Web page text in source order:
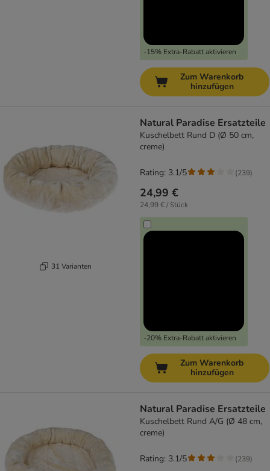
-15% Extra-Rabatt aktivieren
Zum Warenkorb
hinzufügen
31 Varianten
Natural Paradise Ersatzteile
Kuschelbett Rund D (Ø 50 cm,
creme)
24,99 €
24,99 € / Stück
-20% Extra-Rabatt aktivieren
Rating: 3.1/5 (239)
Zum Warenkorb
hinzufügen
Natural Paradise Ersatzteile
Kuschelbett Rund A/G (Ø 48 cm,
creme)
Rating: 3.1/5 (239)